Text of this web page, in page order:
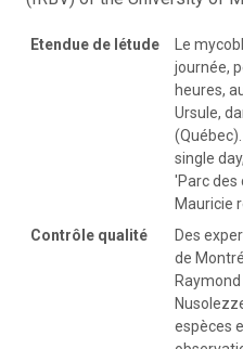
Etendue de létude
Le
journée,
heures,
Ursule,
single
'Parc des
Mauricie
Contrôle qualité
Des
de
espèces